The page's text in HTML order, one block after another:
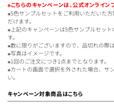
※こちらのキャンペーンは、公式オンライン
※5色サンプルセットをご利用いただいた
だけます。
※上記のキャンペーンは5色サンプルセッ
す。
※数に限りがございますので、品切れの際
※写真はイメージです。
※1回のご注文につき1点までとなります。
※カートの画面で選択を外された場合、サ
い。
キャンペーン対象商品はこちら